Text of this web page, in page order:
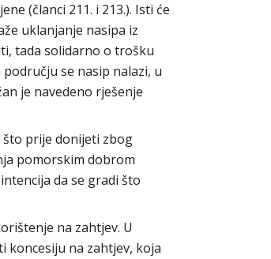
(članci 211. i 213.). Isti će
uklanjanje nasipa iz
tada solidarno o trošku
se nasip nalazi, u
je navedeno rješenje
prije donijeti zbog
pomorskim dobrom
da se gradi što
na zahtjev. U
koncesiju na zahtjev, koja